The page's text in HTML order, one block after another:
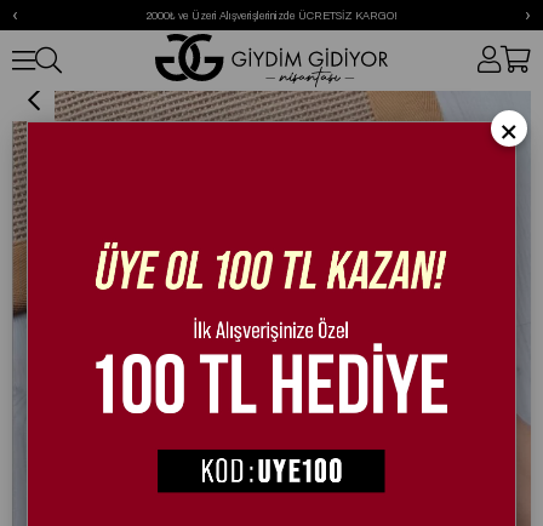
2000₺ ve Üzeri Alışverişlerinizde ÜCRETSİZ KARGO!
‹ ›
Jordan Loafer Siyah
×